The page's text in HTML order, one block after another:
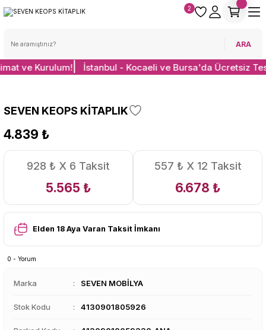
ARA
2
ve Kurulum! İstanbul - Kocaeli ve Bursa'da Ücretsiz
SEVEN KEOPS KİTAPLIK
4.839 ₺
928 ₺ X 6 Taksit
5.565 ₺
557 ₺ X 12 Taksit
6.678 ₺
Elden 18 Aya Varan Taksit İmkanı
0 - Yorum
Marka SEVEN MOBİLYA
Stok Kodu 4130901805926